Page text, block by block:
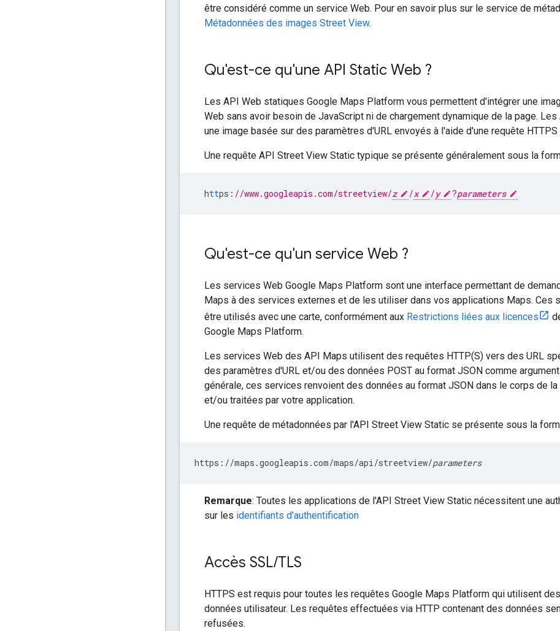
être considéré comme un service Web. Pour en savoir plus sur le service de
Métadonnées des images Street View.
Qu'est-ce qu'une API Static Web ?
Les API Web statiques Google Maps Platform vous permettent d'intégrer une
Web sans avoir besoin de JavaScript ni de chargement dynamique de la page.
une image basée sur des paramètres d'URL envoyés à l'aide d'une requête HTTPS
Une requête API Street View Static typique se présente généralement sous la
https : //www.googleapis.com/streetview/z /x /y ?parameters
Qu'est-ce qu'un service Web ?
Les services Web Google Maps Platform sont une interface permettant de
Maps à des services externes et de les utiliser dans vos applications Maps. Ces
être utilisés avec une carte, conformément aux Restrictions liées aux licences
Google Maps Platform.
Les services Web des API Maps utilisent des requêtes HTTP(S) vers des URL
des paramètres d'URL et/ou des données POST au format JSON comme
générale, ces services renvoient des données au format JSON dans le corps de
et/ou traitées par votre application.
Une requête de métadonnées par l'API Street View Static se présente sous la
https://maps.googleapis.com/maps/api/streetview/parameters
Remarque: Toutes les applications de l'API Street View Static nécessitent une
sur les identifiants d'authentification
Accès SSL/TLS
HTTPS est requis pour toutes les requêtes Google Maps Platform qui utilisent
données utilisateur. Les requêtes effectuées via HTTP contenant des données
refusées.